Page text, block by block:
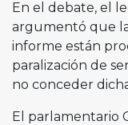
En el debate, el
argumentó que
informe están
paralización de
no conceder
El parlamentario